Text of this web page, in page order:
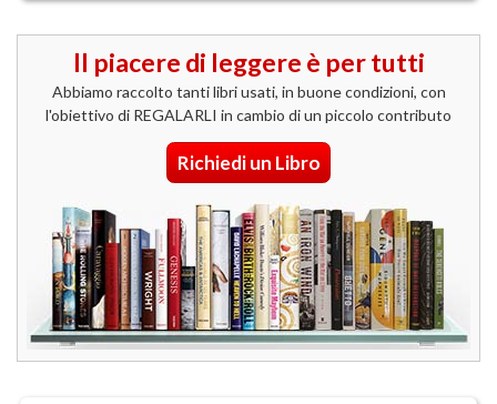
Il piacere di leggere è per tutti
Abbiamo raccolto tanti libri usati, in buone condizioni, con
l'obiettivo di REGALARLI in cambio di un piccolo contributo
Richiedi un Libro